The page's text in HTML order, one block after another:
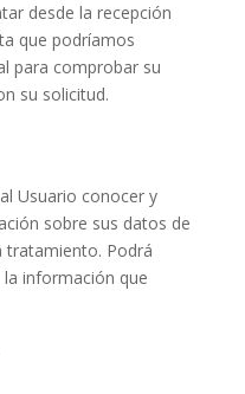
desde la recepción
que podríamos
para comprobar su
su solicitud.
Usuario conocer y
sobre sus datos de
tratamiento. Podrá
información que